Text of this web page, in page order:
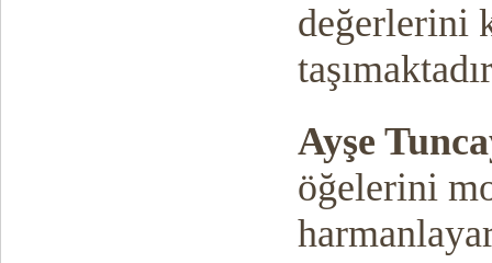
değerlerini
Ayşe
öğelerini